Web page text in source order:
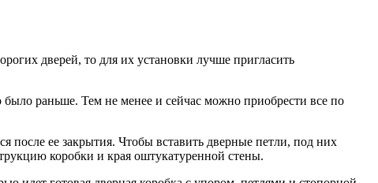
дверей, то для их установки лучше пригласить
было раньше. Тем не менее и сейчас можно при­обрести все по
после ее закрытия. Чтобы вставить дверные петли, под них
коробки и края оштукатуренной стены.